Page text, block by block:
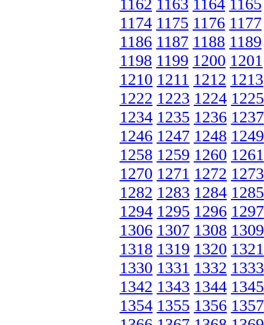
1162 1163 1164 1165
1174 1175 1176 1177
1186 1187 1188 1189
1198 1199 1200 1201
1210 1211 1212 1213
1222 1223 1224 1225
1234 1235 1236 1237
1246 1247 1248 1249
1258 1259 1260 1261
1270 1271 1272 1273
1282 1283 1284 1285
1294 1295 1296 1297
1306 1307 1308 1309
1318 1319 1320 1321
1330 1331 1332 1333
1342 1343 1344 1345
1354 1355 1356 1357